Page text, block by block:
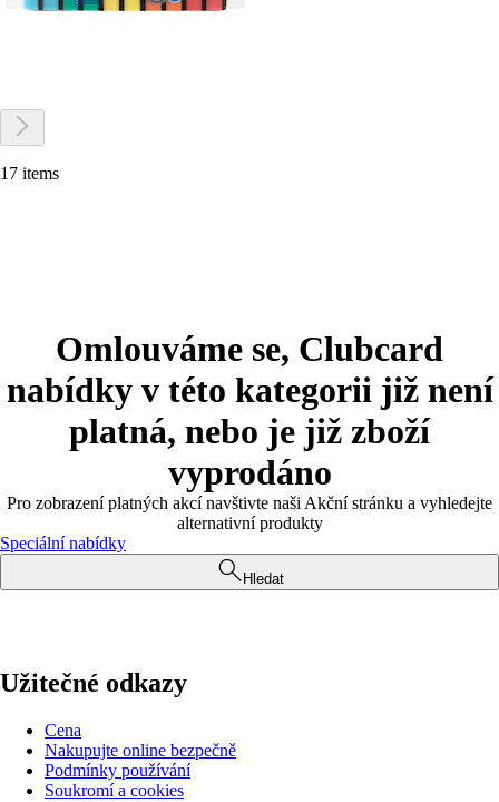
17 items
Omlouváme se, Clubcard
nabídky v této kategorii již není
platná, nebo je již zboží
vyprodáno
Pro zobrazení platných akcí navštivte naši Akční stránku a vyhledejte
alternativní produkty
Speciální nabídky
Hledat
Užitečné odkazy
Cena
Nakupujte online bezpečně
Podmínky používání
Soukromí a cookies